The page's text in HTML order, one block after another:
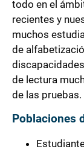
todo en el
recientes y
muchos
de
de lectura
de las pruebas.
Poblaciones